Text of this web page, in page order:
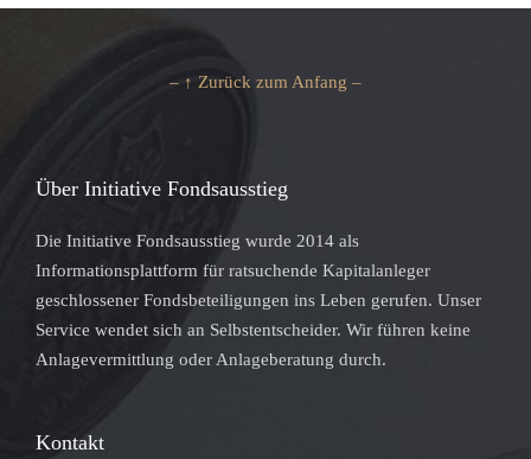
– ↑ Zurück zum Anfang –
Über Initiative Fondsausstieg
Die Initiative Fondsausstieg wurde 2014 als
Informationsplattform für ratsuchende Kapitalanleger
geschlossener Fondsbeteiligungen ins Leben gerufen. Unser
Service wendet sich an Selbstentscheider. Wir führen keine
Anlagevermittlung oder Anlageberatung durch.
Kontakt